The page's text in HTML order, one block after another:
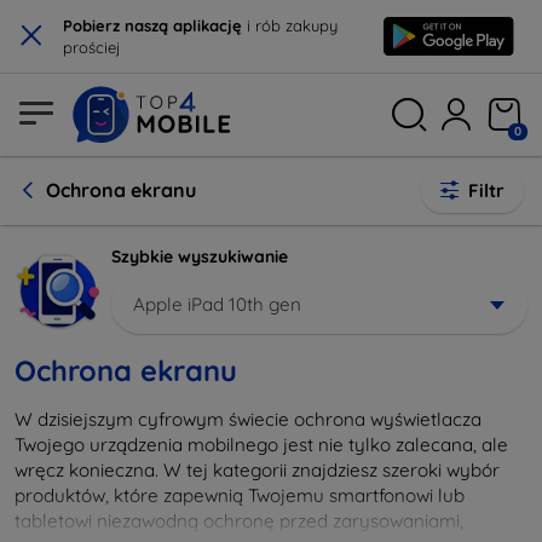
× Pobierz naszą aplikację i rób zakupy
prościej
0
Ochrona ekranu Filtr
Szybkie wyszukiwanie
Apple iPad 10th gen
Ochrona ekranu
W dzisiejszym cyfrowym świecie ochrona wyświetlacza
Twojego urządzenia mobilnego jest nie tylko zalecana, ale
wręcz konieczna. W tej kategorii znajdziesz szeroki wybór
produktów, które zapewnią Twojemu smartfonowi lub
tabletowi niezawodną ochronę przed zarysowaniami,